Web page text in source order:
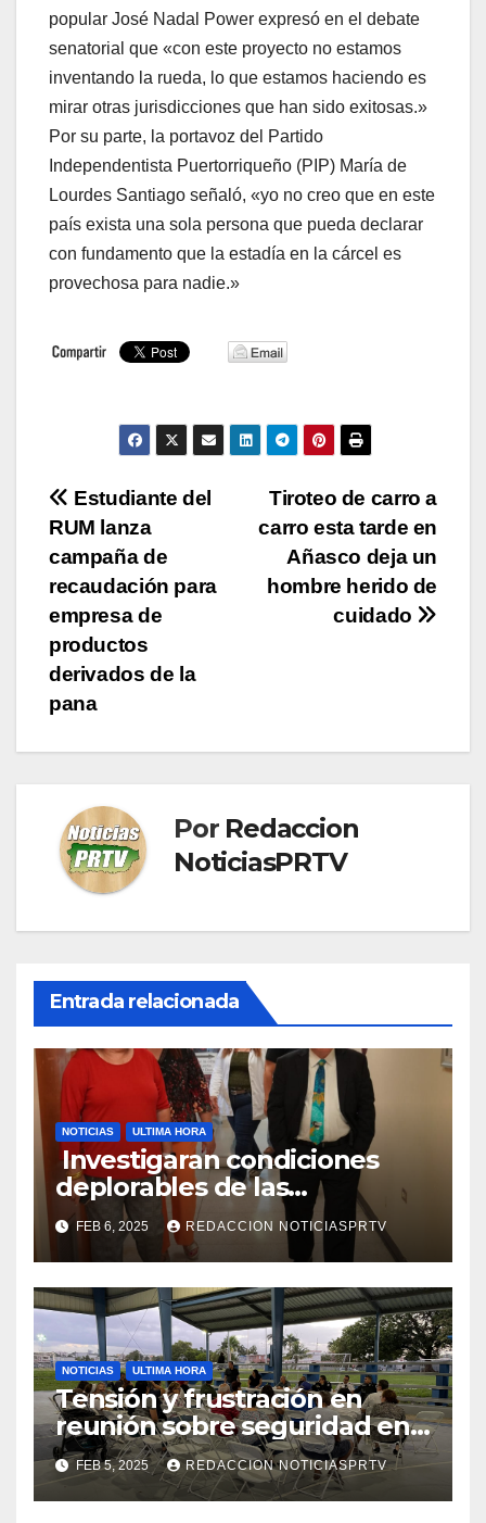
popular José Nadal Power expresó en el debate
senatorial que «con este proyecto no estamos
inventando la rueda, lo que estamos haciendo es
mirar otras jurisdicciones que han sido exitosas.»
Por su parte, la portavoz del Partido
Independentista Puertorriqueño (PIP) María de
Lourdes Santiago señaló, «yo no creo que en este
país exista una sola persona que pueda declarar
con fundamento que la estadía en la cárcel es
provechosa para nadie.»
Navegación
de
entradas
Tiroteo de carro a
carro esta tarde en
Añasco deja un
hombre herido de
cuidado
Estudiante del
RUM lanza
campaña de
recaudación para
empresa de
productos
derivados de la
pana
Por Redaccion
NoticiasPRTV
Entrada relacionada
NOTICIAS ULTIMA HORA
Investigaran condiciones
deplorables de las
facilidades el Departamento
de la Salud en Mayagüez
FEB 6, 2025 REDACCION NOTICIASPRTV
NOTICIAS ULTIMA HORA
Tensión y frustración en
reunión sobre seguridad en
Reparto Metropolitano
FEB 5, 2025 REDACCION NOTICIASPRTV